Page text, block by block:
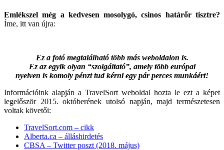
Emlékszel még a kedvesen mosolygó, csinos határőr tisztre?
Íme, itt van újra:
Ez a fotó megtalálható több más weboldalon is.
Ez az egyik olyan “szolgáltató”, amely több európai
nyelven is komoly pénzt tud kérni egy pár perces munkáért!
Információink alapján a TravelSort weboldal hozta le ezt a képet
legelőször 2015. októberének utolsó napján, majd természetesen
voltak követői:
TravelSort.com – cikk
Alberta.ca – álláshirdetés
CBSA – Twitter poszt (2018. május)